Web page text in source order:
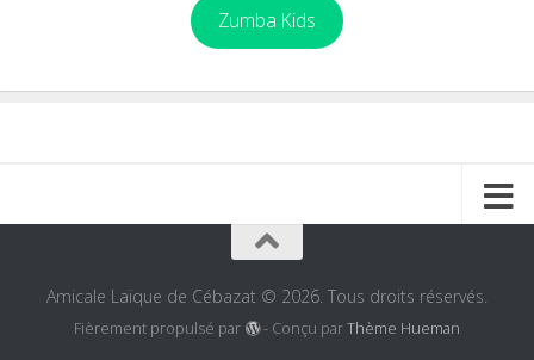
Zumba Kids
Amicale Laïque de Cébazat © 2026. Tous droits réservés.
Fièrement propulsé par - Conçu parThème Hueman